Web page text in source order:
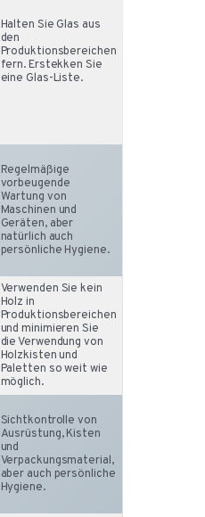
Halten Sie Glas aus
den
Produktionsbereichen
fern. Erstekken Sie
eine Glas-Liste.
Regelmäßige
vorbeugende
Wartung von
Maschinen und
Geräten, aber
natürlich auch
persönliche Hygiene.
Verwenden Sie kein
Holz in
Produktionsbereichen
und minimieren Sie
die Verwendung von
Holzkisten und
Paletten so weit wie
möglich.
Sichtkontrolle von
Ausrüstung, Kisten
und
Verpackungsmaterial,
aber auch persönliche
Hygiene.